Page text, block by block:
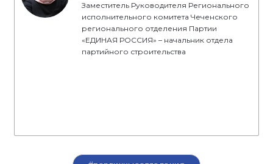
Заместитель Руководителя Регионального
исполнительного комитета Чеченского
регионального отделения Партии
«ЕДИНАЯ РОССИЯ» – начальник отдела
партийного строительства